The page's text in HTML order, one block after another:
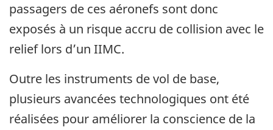
passagers de ces aéronefs sont donc
exposés à un risque accru de collision avec le
relief lors d’un IIMC.
Outre les instruments de vol de base,
plusieurs avancées technologiques ont été
réalisées pour améliorer la conscience de la